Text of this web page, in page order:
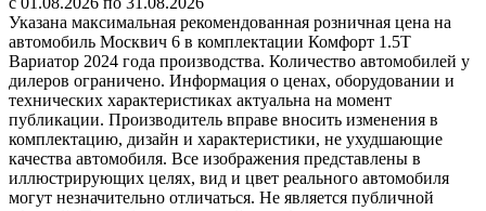
Указана максимальная рекомендованная розничная цена на
автомобиль Москвич 6 в комплектации Комфорт 1.5T
Вариатор 2024 года производства. Количество автомобилей у
дилеров ограничено. Информация о ценах, оборудовании и
технических характеристиках актуальна на момент
публикации. Производитель вправе вносить изменения в
комплектацию, дизайн и характеристики, не ухудшающие
качества автомобиля. Все изображения представлены в
иллюстрирующих целях, вид и цвет реального автомобиля
могут незначительно отличаться. Не является публичной